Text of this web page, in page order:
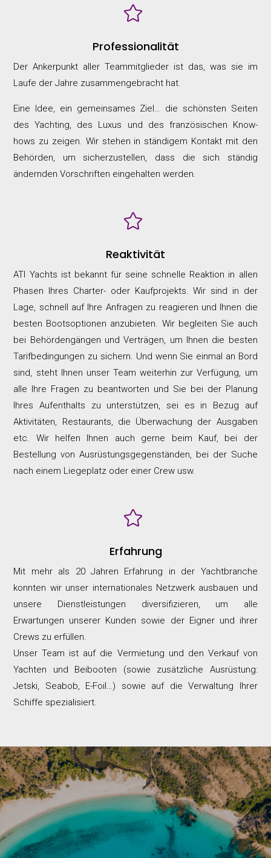

Professionalität
Der Ankerpunkt aller Teammitglieder ist das, was sie im
Laufe der Jahre zusammengebracht hat.
Eine Idee, ein gemeinsames Ziel… die schönsten Seiten
des Yachting, des Luxus und des französischen Know-
hows zu zeigen. Wir stehen in ständigem Kontakt mit den
Behörden, um sicherzustellen, dass die sich ständig
ändernden Vorschriften eingehalten werden.

Reaktivität
ATI Yachts ist bekannt für seine schnelle Reaktion in allen
Phasen Ihres Charter- oder Kaufprojekts. Wir sind in der
Lage, schnell auf Ihre Anfragen zu reagieren und Ihnen die
besten Bootsoptionen anzubieten. Wir begleiten Sie auch
bei Behördengängen und Verträgen, um Ihnen die besten
Tarifbedingungen zu sichern. Und wenn Sie einmal an Bord
sind, steht Ihnen unser Team weiterhin zur Verfügung, um
alle Ihre Fragen zu beantworten und Sie bei der Planung
Ihres Aufenthalts zu unterstützen, sei es in Bezug auf
Aktivitäten, Restaurants, die Überwachung der Ausgaben
etc. Wir helfen Ihnen auch gerne beim Kauf, bei der
Bestellung von Ausrüstungsgegenständen, bei der Suche
nach einem Liegeplatz oder einer Crew usw.

Erfahrung
Mit mehr als 20 Jahren Erfahrung in der Yachtbranche
konnten wir unser internationales Netzwerk ausbauen und
unsere Dienstleistungen diversifizieren, um alle
Erwartungen unserer Kunden sowie der Eigner und ihrer
Crews zu erfüllen.
Unser Team ist auf die Vermietung und den Verkauf von
Yachten und Beibooten (sowie zusätzliche Ausrüstung:
Jetski, Seabob, E-Foil…) sowie auf die Verwaltung Ihrer
Schiffe spezialisiert.